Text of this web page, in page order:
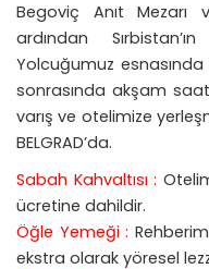
Begoviç Anıt Mezarı
ardından
Yolcuğumuz
sonrasında akşam
varış ve otelimize
BELGRAD’da.
Sabah Kahvaltısı :
ücretine dahildir.
Öğle Yemeği :
ekstra olarak yöresel